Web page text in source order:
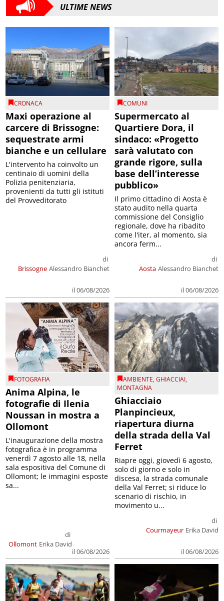
ULTIME NEWS
CRONACA
Maxi operazione al
carcere di Brissogne:
sequestrate armi
bianche e un cellulare
Brissogne
di
Alessandro Bianchet
il 06/08/2026
L'intervento ha coinvolto un
centinaio di uomini della
Polizia penitenziaria,
provenienti da tutti gli istituti
del Provveditorato
COMUNI
Supermercato al
Quartiere Dora, il
sindaco: «Progetto
sarà valutato con
grande rigore, sulla
base dell’interesse
pubblico»
Aosta
di
Alessandro Bianchet
il 06/08/2026
Il primo cittadino di Aosta è
stato audito nella quarta
commissione del Consiglio
regionale, dove ha ribadito
come l'iter, al momento, sia
ancora ferm...
FOTOGRAFIA
Anima Alpina, le
fotografie di Ilenia
Noussan in mostra a
Ollomont
Ollomont
di
Erika David
il 06/08/2026
L'inaugurazione della mostra
fotografica è in programma
venerdì 7 agosto alle 18, nella
sala espositiva del Comune di
Ollomont; le immagini esposte
sa...
AMBIENTE,GHIACCIAI,
MONTAGNA
Ghiacciaio
Planpincieux,
riapertura diurna
della strada della Val
Ferret
Courmayeur
di
Erika David
il 06/08/2026
Riapre oggi, giovedì 6 agosto,
solo di giorno e solo in
discesa, la strada comunale
della Val Ferret; si riduce lo
scenario di rischio, in
movimento u...